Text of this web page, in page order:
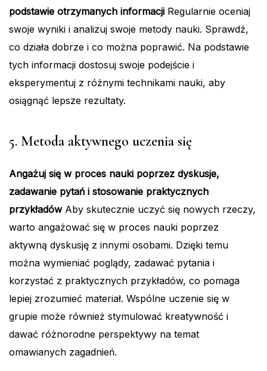
podstawie otrzymanych informacji Regularnie oceniaj
swoje wyniki i analizuj swoje metody nauki. Sprawdź,
co działa dobrze i co można poprawić. Na podstawie
tych informacji dostosuj swoje podejście i
eksperymentuj z różnymi technikami nauki, aby
osiągnąć lepsze rezultaty.
5. Metoda aktywnego uczenia się
Angażuj się w proces nauki poprzez dyskusje,
zadawanie pytań i stosowanie praktycznych
przykładówAby skutecznie uczyć się nowych rzeczy,
warto angażować się w proces nauki poprzez
aktywną dyskusję z innymi osobami. Dzięki temu
można wymieniać poglądy, zadawać pytania i
korzystać z praktycznych przykładów, co pomaga
lepiej zrozumieć materiał. Wspólne uczenie się w
grupie może również stymulować kreatywność i
dawać różnorodne perspektywy na temat
omawianych zagadnień.